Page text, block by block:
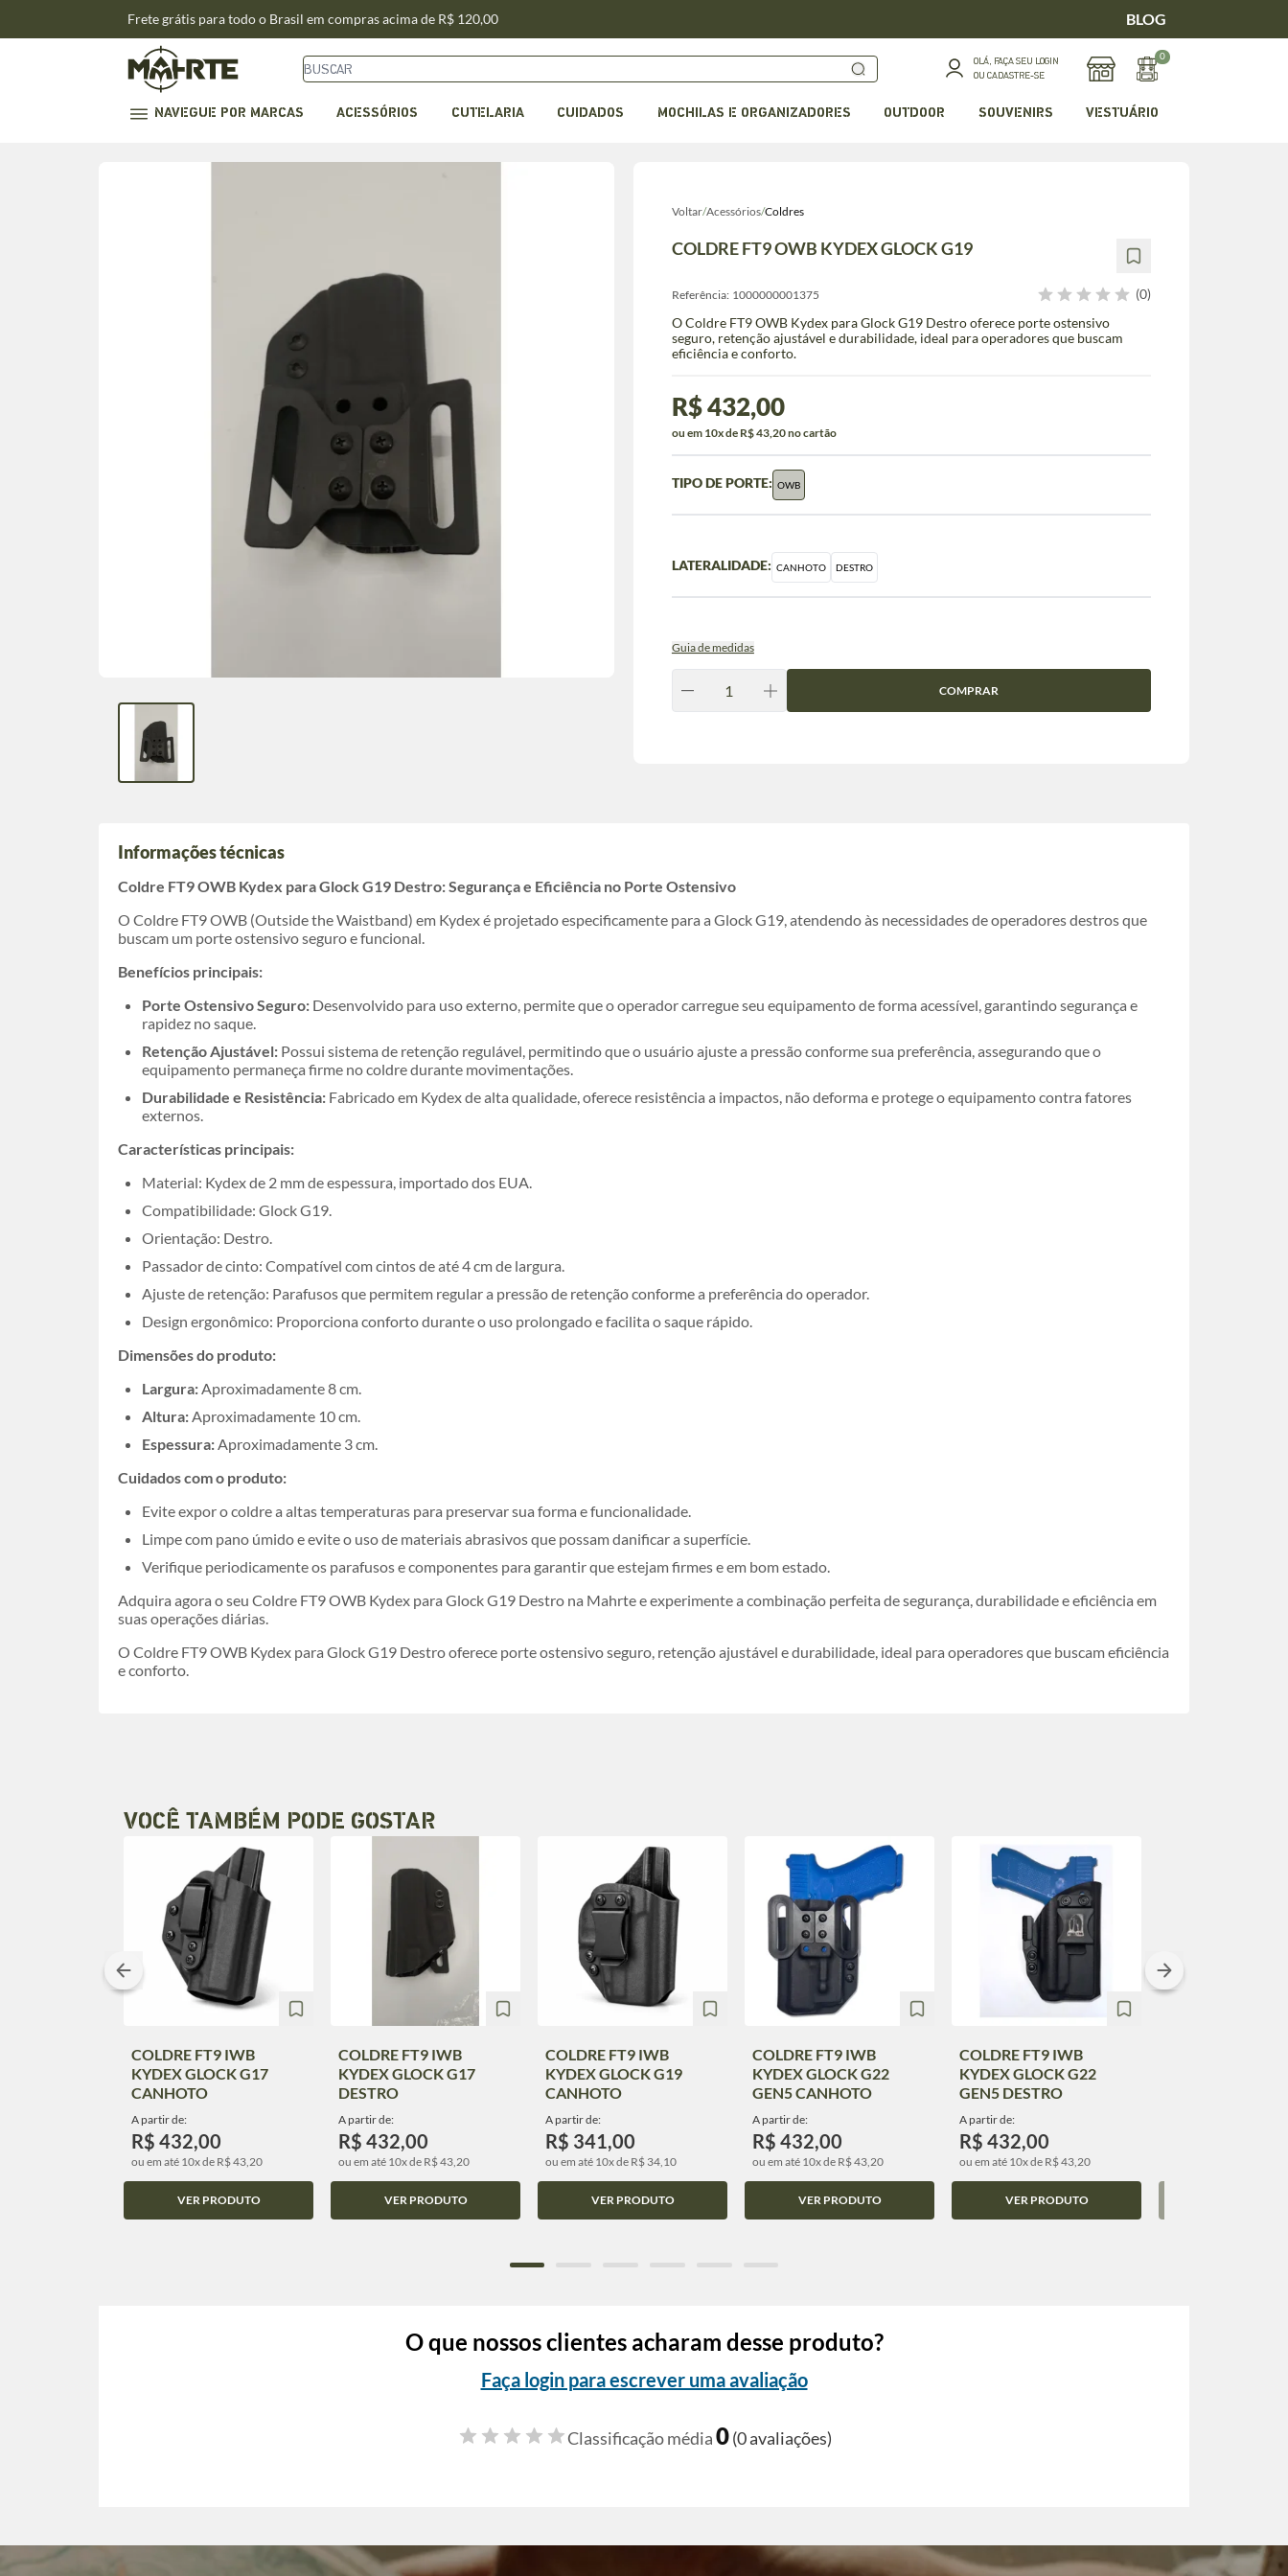
Frete grátis para todo o Brasil em compras acima de R$ 120,00 BLOG
OLÁ, FAÇA SEU LOGIN
OU CADASTRE-SE
0
NAVEGUE POR MARCAS ACESSÓRIOS CUTELARIA CUIDADOS MOCHILAS E ORGANIZADORES OUTDOOR SOUVENIRS VESTUÁRIO
Voltar/Acessórios/Coldres
COLDRE FT9 OWB KYDEX GLOCK G19
Referência: 1000000001375
(0)
O Coldre FT9 OWB Kydex para Glock G19 Destro oferece porte ostensivo
seguro, retenção ajustável e durabilidade, ideal para operadores que buscam
eficiência e conforto.
R$ 432,00
ou em 10x de R$ 43,20 no cartão
TIPO DE PORTE: OWB
LATERALIDADE: CANHOTO DESTRO
Guia de medidas
COMPRAR
Informações técnicas
Coldre FT9 OWB Kydex para Glock G19 Destro: Segurança e Eficiência no Porte Ostensivo
O Coldre FT9 OWB (Outside the Waistband) em Kydex é projetado especificamente para a Glock G19, atendendo às necessidades de operadores destros que
buscam um porte ostensivo seguro e funcional.
Benefícios principais:
Porte Ostensivo Seguro: Desenvolvido para uso externo, permite que o operador carregue seu equipamento de forma acessível, garantindo segurança e
rapidez no saque.
Retenção Ajustável: Possui sistema de retenção regulável, permitindo que o usuário ajuste a pressão conforme sua preferência, assegurando que o
equipamento permaneça firme no coldre durante movimentações.
Durabilidade e Resistência: Fabricado em Kydex de alta qualidade, oferece resistência a impactos, não deforma e protege o equipamento contra fatores
externos.
Características principais:
Material: Kydex de 2 mm de espessura, importado dos EUA.
Compatibilidade: Glock G19.
Orientação: Destro.
Passador de cinto: Compatível com cintos de até 4 cm de largura.
Ajuste de retenção: Parafusos que permitem regular a pressão de retenção conforme a preferência do operador.
Design ergonômico: Proporciona conforto durante o uso prolongado e facilita o saque rápido.
Dimensões do produto:
Largura:Aproximadamente 8 cm.
Altura:Aproximadamente 10 cm.
Espessura:Aproximadamente 3 cm.
Cuidados com o produto:
Evite expor o coldre a altas temperaturas para preservar sua forma e funcionalidade.
Limpe com pano úmido e evite o uso de materiais abrasivos que possam danificar a superfície.
Verifique periodicamente os parafusos e componentes para garantir que estejam firmes e em bom estado.
Adquira agora o seu Coldre FT9 OWB Kydex para Glock G19 Destro na Mahrte e experimente a combinação perfeita de segurança, durabilidade e eficiência em
suas operações diárias.
O Coldre FT9 OWB Kydex para Glock G19 Destro oferece porte ostensivo seguro, retenção ajustável e durabilidade, ideal para operadores que buscam eficiência
e conforto.
VOCÊ TAMBÉM PODE GOSTAR
COLDRE FT9 IWB
KYDEX GLOCK G17
CANHOTO
A partir de:
R$ 432,00
ou em até 10x de R$ 43,20
VER PRODUTO
COLDRE FT9 IWB
KYDEX GLOCK G17
DESTRO
A partir de:
R$ 432,00
ou em até 10x de R$ 43,20
VER PRODUTO
COLDRE FT9 IWB
KYDEX GLOCK G19
CANHOTO
A partir de:
R$ 341,00
ou em até 10x de R$ 34,10
VER PRODUTO
COLDRE FT9 IWB
KYDEX GLOCK G22
GEN5 CANHOTO
A partir de:
R$ 432,00
ou em até 10x de R$ 43,20
VER PRODUTO
COLDRE FT9 IWB
KYDEX GLOCK G22
GEN5 DESTRO
A partir de:
R$ 432,00
ou em até 10x de R$ 43,20
VER PRODUTO
O que nossos clientes acharam desse produto?
Faça login para escrever uma avaliação
Classificação média0(0 avaliações)